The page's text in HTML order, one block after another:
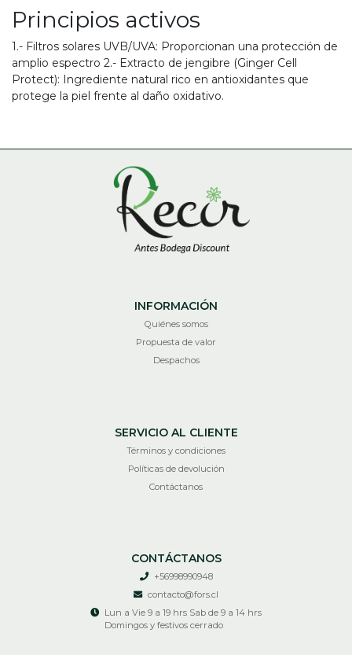
Principios activos
1.- Filtros solares UVB/UVA: Proporcionan una protección de
amplio espectro 2.- Extracto de jengibre (Ginger Cell
Protect): Ingrediente natural rico en antioxidantes que
protege la piel frente al daño oxidativo.
INFORMACIÓN
Quiénes somos
Propuesta de valor
Despachos
SERVICIO AL CLIENTE
Términos y condiciones
Políticas de devolución
Contáctanos
CONTÁCTANOS
+56998990948
contacto@fors.cl
Lun a Vie 9 a 19 hrs Sab de 9 a 14 hrs
Domingos y festivos cerrado